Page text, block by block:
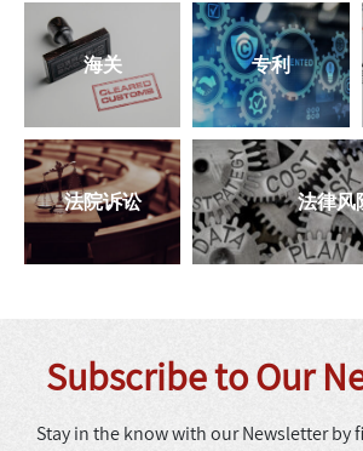
海关 专利
法院诉讼 法律风
Subscribe to Our
Stay in the know with our Newsletter by